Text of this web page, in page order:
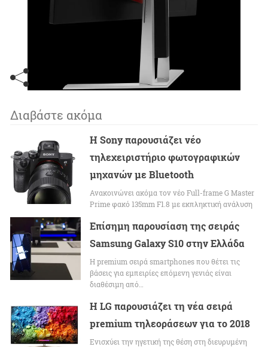
Διαβάστε ακόμα
Η Sony παρουσιάζει νέο
τηλεχειριστήριο φωτογραφικών
μηχανών με Bluetooth
Ανακοινώνει ακόμα τον νέο Full-frame G Master
Prime φακό 135mm F1.8 με εκπληκτική ανάλυση
Επίσημη παρουσίαση της σειράς
Samsung Galaxy S10 στην Ελλάδα
Η premium σειρά smartphones που θέτει τις
βάσεις για εμπειρίες επόμενη γενιάς είναι
διαθέσιμη από…
Η LG παρουσιάζει τη νέα σειρά
premium τηλεοράσεων για το 2018
Ενισχύει την ηγετική της θέση στη διευρυμένη